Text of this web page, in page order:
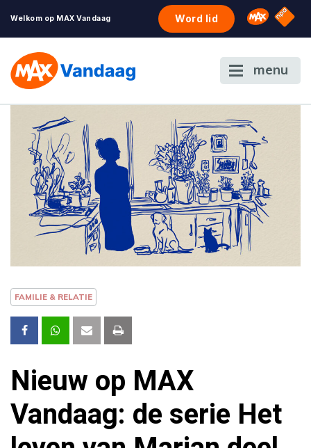
Welkom op MAX Vandaag Word lid Omroep
NPO
menu
FAMILIE & RELATIE
Nieuw op MAX
Vandaag: de serie Het